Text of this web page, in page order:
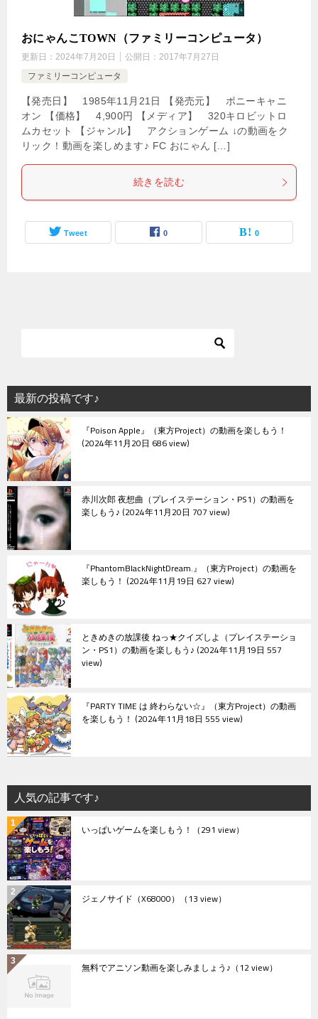
おにゃんこTOWN（ファミリーコンピュータ）
更新日： 2024年7月20日 公開日： 2017年7月27日
ファミリーコンピュータ
【発売日】 1985年11月21日 【発売元】 ポニーキャニ
オン 【価格】 4,900円 【メディア】 320キロビットロ
ムカセット 【ジャンル】 アクションゲーム ↓の動画をク
リック！動画を楽しめます♪ FC おにゃん […]
続きを読む
Tweet 0 0
最新の投稿です♪
『Poison Apple』（東方Project）の動画を楽しもう！
2024年11月20日 686 view
赤川次郎 夜想曲（プレイステーション・PS1）の動画を
楽しもう♪ 2024年11月20日 707 view
『PhantomBlackNightDream.』（東方Project）の動画を
楽しもう！ 2024年11月19日 627 view
ときめきの放課後 ねっ★クイズしよ（プレイステーショ
ン・PS1）の動画を楽しもう♪ 2024年11月19日 557
view
『PARTY TIME は 終わらない☆』（東方Project）の動画
を楽しもう！ 2024年11月18日 555 view
人気の記事です♪
いっぱいゲームを楽しもう！ （291 view）
ジェノサイド（X68000） （13 view）
無料でアニソン動画を楽しみましょう♪ （12 view）